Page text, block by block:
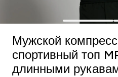
Мужской
спортивный топ
длинными